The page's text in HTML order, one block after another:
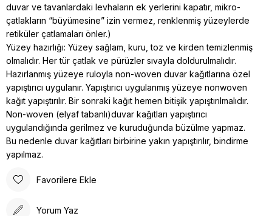
duvar ve tavanlardaki levhaların ek yerlerini kapatır, mikro-
çatlakların “büyümesine” izin vermez, renklenmiş yüzeylerde
retiküler çatlamaları önler.)
Yüzey hazırlığı: Yüzey sağlam, kuru, toz ve kirden temizlenmiş
olmalıdır. Her tür çatlak ve pürüzler sıvayla doldurulmalıdır.
Hazırlanmış yüzeye ruloyla non-woven duvar kağıtlarına özel
yapıştırıcı uygulanır. Yapıştırıcı uygulanmış yüzeye nonwoven
kağıt yapıştırılır. Bir sonraki kağıt hemen bitişik yapıştırılmalıdır.
Non-woven (elyaf tabanlı)duvar kağıtları yapıştırıcı
uygulandığında gerilmez ve kuruduğunda büzülme yapmaz.
Bu nedenle duvar kağıtları birbirine yakın yapıştırılır, bindirme
yapılmaz.
Favorilere Ekle
Yorum Yaz